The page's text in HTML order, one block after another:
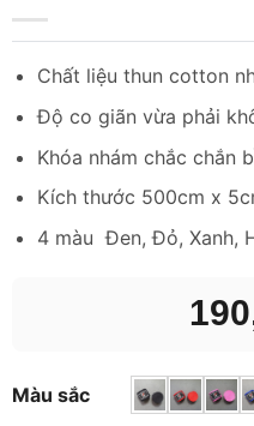
Chất liệu thun cotton
Độ co giãn vừa phải
Khóa nhám chắc chắn
Kích thước 500cm x
4 màu Đen, Đỏ, Xanh,
Màu sắc